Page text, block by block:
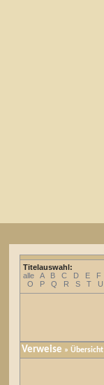
Titelauswahl:
alle
A B C D E F
O
P Q R S T U
Verweise » Übersicht